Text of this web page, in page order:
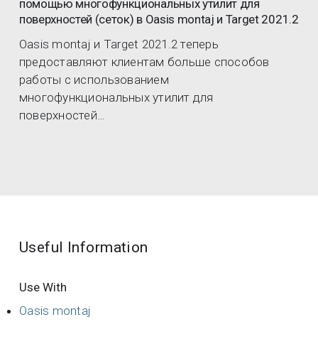
помощью многофункциональных утилит для
поверхностей (сеток) в Oasis montaj и Target 2021.2
Oasis montaj и Target 2021.2 теперь
предоставляют клиентам больше способов
работы с использованием
многофункциональных утилит для
поверхностей…
Useful Information
Use With
Oasis montaj